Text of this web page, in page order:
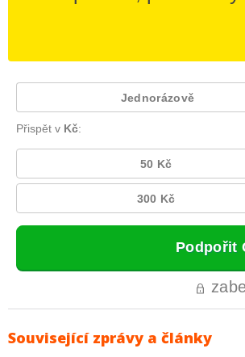
Související zprávy a články